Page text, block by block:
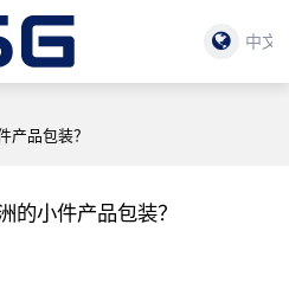
中文
产品包装？
的小件产品包装？